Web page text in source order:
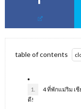
table of contents
1.
4 ที่พักแม่ริม เชี
ตี!